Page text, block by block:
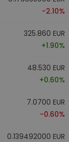
-2.10%
325.860 EUR
+1.90%
48.530 EUR
+0.60%
7.0700 EUR
-0.60%
0.139492000 EUR